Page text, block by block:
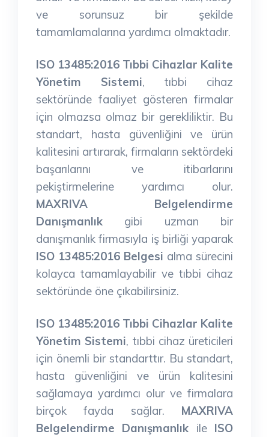
ve sorunsuz bir şekilde
tamamlamalarına yardımcı olmaktadır.
ISO 13485:2016 Tıbbi Cihazlar Kalite
Yönetim Sistemi, tıbbi cihaz
sektöründe faaliyet gösteren firmalar
için olmazsa olmaz bir gerekliliktir. Bu
standart, hasta güvenliğini ve ürün
kalitesini artırarak, firmaların sektördeki
başarılarını ve itibarlarını
pekiştirmelerine yardımcı olur.
MAXRIVA Belgelendirme
Danışmanlık gibi uzman bir
danışmanlık firmasıyla iş birliği yaparak
ISO 13485:2016 Belgesi alma sürecini
kolayca tamamlayabilir ve tıbbi cihaz
sektöründe öne çıkabilirsiniz.
ISO 13485:2016 Tıbbi Cihazlar Kalite
Yönetim Sistemi, tıbbi cihaz üreticileri
için önemli bir standarttır. Bu standart,
hasta güvenliğini ve ürün kalitesini
sağlamaya yardımcı olur ve firmalara
birçok fayda sağlar. MAXRIVA
Belgelendirme Danışmanlık ile ISO